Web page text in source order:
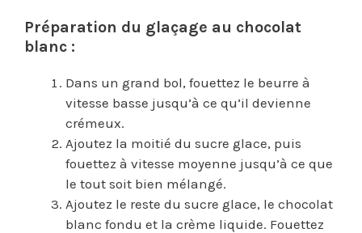
Préparation du glaçage au chocolat
blanc :
Dans un grand bol, fouettez le beurre à
vitesse basse jusqu’à ce qu’il devienne
crémeux.
Ajoutez la moitié du sucre glace, puis
fouettez à vitesse moyenne jusqu’à ce que
le tout soit bien mélangé.
Ajoutez le reste du sucre glace, le chocolat
blanc fondu et la crème liquide. Fouettez